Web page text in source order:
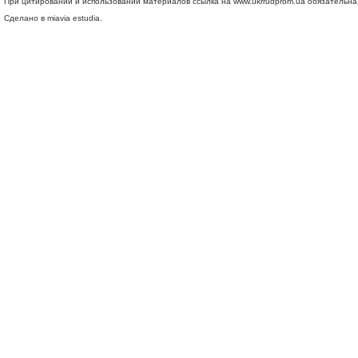
Сделано в miavia estudia.